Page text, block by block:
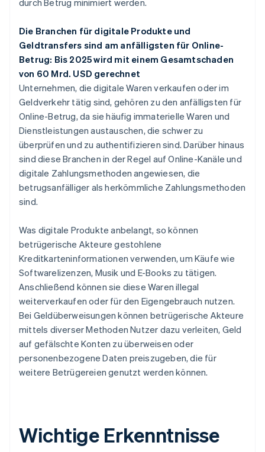
durch Betrug minimiert werden.
Die Branchen für digitale Produkte und
Geldtransfers sind am anfälligsten für Online-
Betrug: Bis 2025 wird mit einem Gesamtschaden
von 60 Mrd. USD gerechnet
Unternehmen, die digitale Waren verkaufen oder im
Geldverkehr tätig sind, gehören zu den anfälligsten für
Online-Betrug, da sie häufig immaterielle Waren und
Dienstleistungen austauschen, die schwer zu
überprüfen und zu authentifizieren sind. Darüber hinaus
sind diese Branchen in der Regel auf Online-Kanäle und
digitale Zahlungsmethoden angewiesen, die
betrugsanfälliger als herkömmliche Zahlungsmethoden
sind.
Was digitale Produkte anbelangt, so können
betrügerische Akteure gestohlene
Kreditkarteninformationen verwenden, um Käufe wie
Softwarelizenzen, Musik und E-Books zu tätigen.
Anschließend können sie diese Waren illegal
weiterverkaufen oder für den Eigengebrauch nutzen.
Bei Geldüberweisungen können betrügerische Akteure
mittels diverser Methoden Nutzer dazu verleiten, Geld
auf gefälschte Konten zu überweisen oder
personenbezogene Daten preiszugeben, die für
weitere Betrügereien genutzt werden können.
Wichtige Erkenntnisse